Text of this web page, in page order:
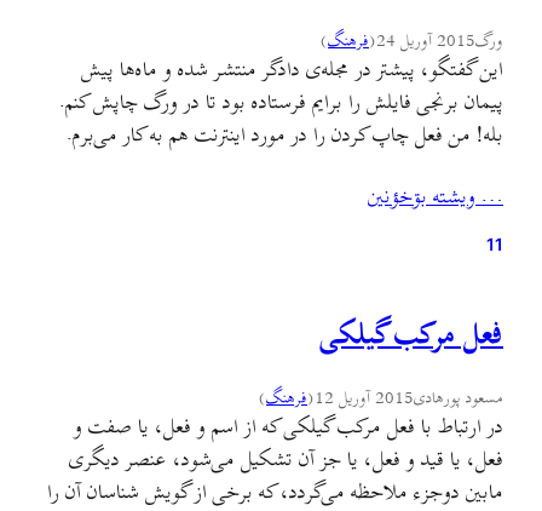
ورگ2015 آوریل 24 (فرهنگ)
این گفتگو، پیشتر در مجله‌ی دادگر منتشر شده و ماه‌ها پیش
پیمان برنجی فایلش را برایم فرستاده بود تا در ورگ چاپش کنم.
بله! من فعل چاپ کردن را در مورد اینترنت هم به کار می‌برم.
اعمال کردم و به علاوه‌ی متن کوتاهی در پایان…
… ويشته بۊخؤنين
11
فعل مرکب گیلکی
مسعود پورهادی2015 آوریل 12 (فرهنگ)
در ارتباط با فعل مرکب گیلکی که از اسم و فعل، یا صفت و
فعل، یا قید و فعل، یا جز آن تشکیل می‌شود، عنصر دیگری
مابین دوجزء ملاحظه می‌گردد، که برخی از گویش شناسان آن را